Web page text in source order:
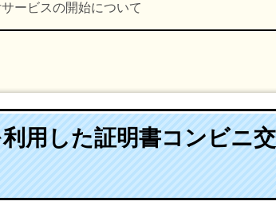
ービスの開始について
用した証明書コンビニ